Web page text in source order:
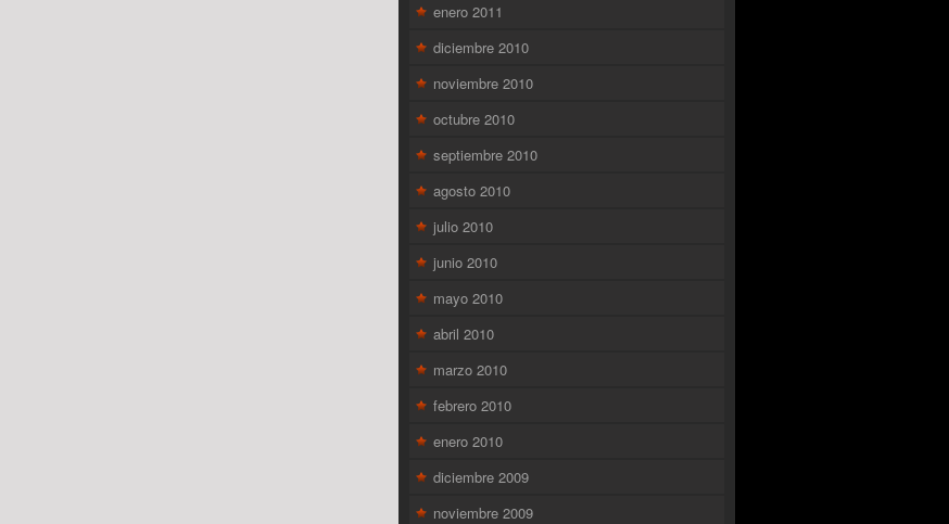
enero 2011
diciembre 2010
noviembre 2010
octubre 2010
septiembre 2010
agosto 2010
julio 2010
junio 2010
mayo 2010
abril 2010
marzo 2010
febrero 2010
enero 2010
diciembre 2009
noviembre 2009